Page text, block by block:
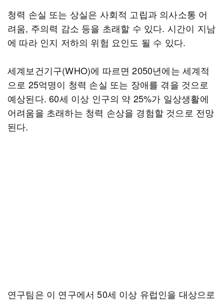
청력 손실 또는 상실은 사회적 고립과 의사소통 어
려움, 주의력 감소 등을 초래할 수 있다. 시간이 지남
에 따라 인지 저하의 위험 요인도 될 수 있다.
세계보건기구(WHO)에 따르면 2050년에는 세계적
으로 25억명이 청력 손실 또는 장애를 겪을 것으로
예상된다. 60세 이상 인구의 약 25%가 일상생활에
어려움을 초래하는 청력 손상을 경험할 것으로 전망
된다.
연구팀은 이 연구에서 50세 이상 유럽인을 대상으로